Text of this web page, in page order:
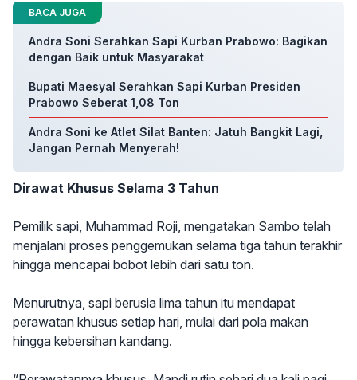
BACA JUGA
Andra Soni Serahkan Sapi Kurban Prabowo: Bagikan
dengan Baik untuk Masyarakat
Bupati Maesyal Serahkan Sapi Kurban Presiden
Prabowo Seberat 1,08 Ton
Andra Soni ke Atlet Silat Banten: Jatuh Bangkit Lagi,
Jangan Pernah Menyerah!
Dirawat Khusus Selama 3 Tahun
Pemilik sapi, Muhammad Roji, mengatakan Sambo telah
menjalani proses penggemukan selama tiga tahun terakhir
hingga mencapai bobot lebih dari satu ton.
Menurutnya, sapi berusia lima tahun itu mendapat
perawatan khusus setiap hari, mulai dari pola makan
hingga kebersihan kandang.